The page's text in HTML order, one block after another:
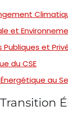
et
et
du CSE
au